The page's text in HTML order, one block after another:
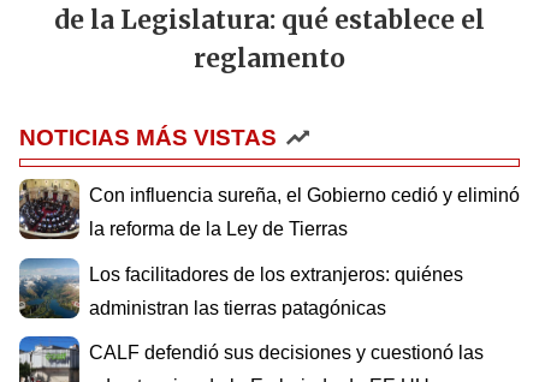
de la Legislatura: qué establece el
reglamento
NOTICIAS MÁS VISTAS
Con influencia sureña, el Gobierno cedió y eliminó
la reforma de la Ley de Tierras
Los facilitadores de los extranjeros: quiénes
administran las tierras patagónicas
CALF defendió sus decisiones y cuestionó las